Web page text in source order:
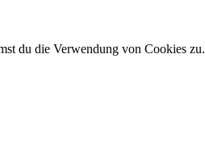
du die Verwendung von Cookies zu.